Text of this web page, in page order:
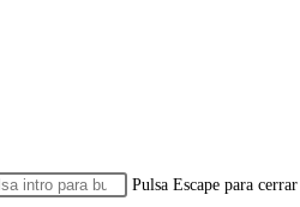
Pulsa Escape para